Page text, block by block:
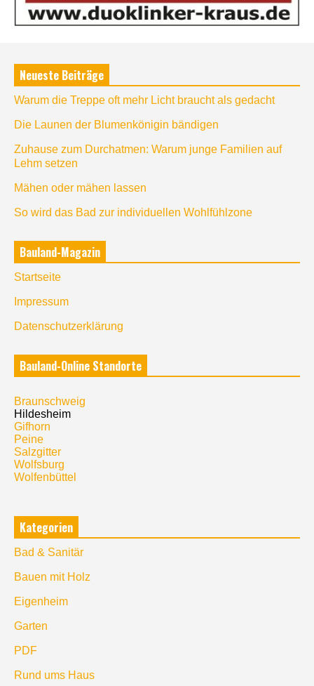
Neueste Beiträge
Warum die Treppe oft mehr Licht braucht als gedacht
Die Launen der Blumenkönigin bändigen
Zuhause zum Durchatmen: Warum junge Familien auf
Lehm setzen
Mähen oder mähen lassen
So wird das Bad zur individuellen Wohlfühlzone
Bauland-Magazin
Startseite
Impressum
Datenschutzerklärung
Bauland-Online Standorte
Braunschweig
Hildesheim
Gifhorn
Peine
Salzgitter
Wolfsburg
Wolfenbüttel
Kategorien
Bad & Sanitär
Bauen mit Holz
Eigenheim
Garten
PDF
Rund ums Haus